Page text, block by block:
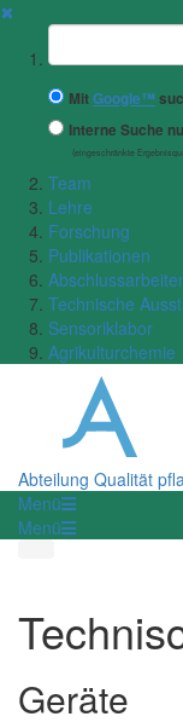
✖
Suchbegriff
MitGoogle™
Interne Suche
(eingeschränkte
Team
Lehre
Forschung
Publikationen
Technische
Sensoriklabor
Agrikulturchemie
Abteilung Qualität
Menü
Menü
Geräte